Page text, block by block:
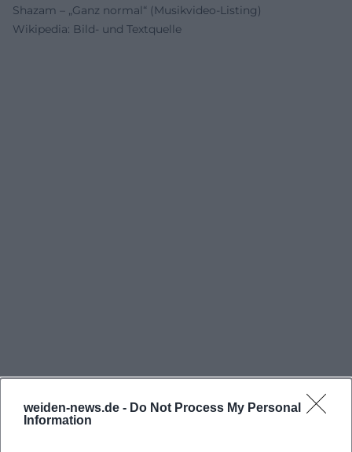
weiden-news.de - Do Not Process My Personal
Information
Shazam – „Ganz normal“ (Musikvideo-Listing)
Wikipedia: Bild- und Textquelle